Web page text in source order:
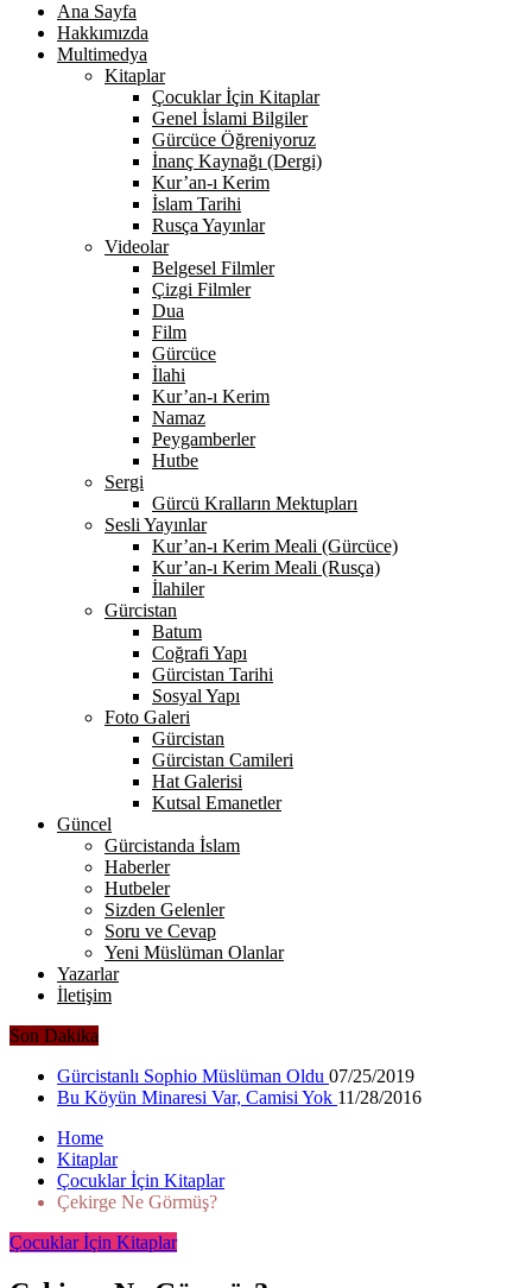
Ana Sayfa
Hakkımızda
Multimedya
Kitaplar
Çocuklar İçin Kitaplar
Genel İslami Bilgiler
Gürcüce Öğreniyoruz
İnanç Kaynağı (Dergi)
Kur’an-ı Kerim
İslam Tarihi
Rusça Yayınlar
Videolar
Belgesel Filmler
Çizgi Filmler
Dua
Film
Gürcüce
İlahi
Kur’an-ı Kerim
Namaz
Peygamberler
Hutbe
Sergi
Gürcü Kralların Mektupları
Sesli Yayınlar
Kur’an-ı Kerim Meali (Gürcüce)
Kur’an-ı Kerim Meali (Rusça)
İlahiler
Gürcistan
Batum
Coğrafi Yapı
Gürcistan Tarihi
Sosyal Yapı
Foto Galeri
Gürcistan
Gürcistan Camileri
Hat Galerisi
Kutsal Emanetler
Güncel
Gürcistanda İslam
Haberler
Hutbeler
Sizden Gelenler
Soru ve Cevap
Yeni Müslüman Olanlar
Yazarlar
İletişim
Son Dakika
Gürcistanlı Sophio Müslüman Oldu 07/25/2019
Bu Köyün Minaresi Var, Camisi Yok 11/28/2016
Home
Kitaplar
Çocuklar İçin Kitaplar
Çekirge Ne Görmüş?
Çocuklar İçin Kitaplar